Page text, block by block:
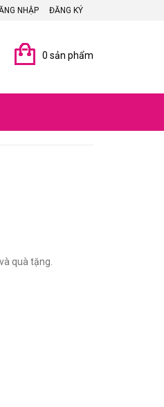
NHẬP ĐĂNG KÝ
0 sản phẩm
quà tặng.